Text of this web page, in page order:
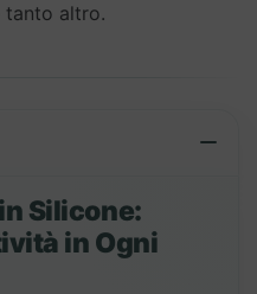
tanto altro.
Silicone:
in Ogni